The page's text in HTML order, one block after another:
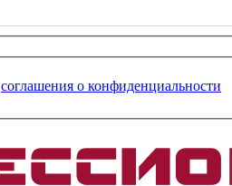
соглашения о конфиденциальности